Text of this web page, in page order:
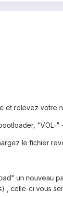
et relevez votre
"VOL-
le fichier
un nouveau
, celle-ci vous